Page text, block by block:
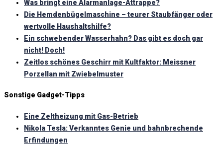
Was bringt eine Alarmanlage-Attrappe?
Die Hemdenbügelmaschine – teurer Staubfänger oder
wertvolle Haushaltshilfe?
Ein schwebender Wasserhahn? Das gibt es doch gar
nicht! Doch!
Zeitlos schönes Geschirr mit Kultfaktor: Meissner
Porzellan mit Zwiebelmuster
Sonstige Gadget-Tipps
Eine Zeltheizung mit Gas-Betrieb
Nikola Tesla: Verkanntes Genie und bahnbrechende
Erfindungen